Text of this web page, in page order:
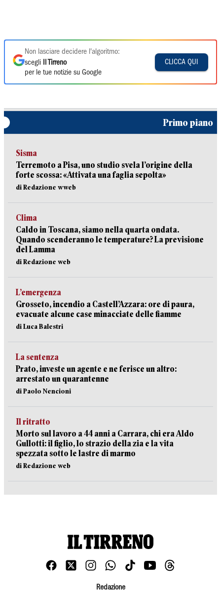
Non lasciare decidere l'algoritmo:
scegli
Il Tirreno
per le tue notizie su Google
CLICCA QUI
Primo piano
Sisma
Terremoto a Pisa, uno studio svela l’origine della
forte scossa: «Attivata una faglia sepolta»
di Redazione wweb
Clima
Caldo in Toscana, siamo nella quarta ondata.
Quando scenderanno le temperature? La previsione
del Lamma
di Redazione web
L’emergenza
Grosseto, incendio a Castell’Azzara: ore di paura,
evacuate alcune case minacciate delle fiamme
di Luca Balestri
La sentenza
Prato, investe un agente e ne ferisce un altro:
arrestato un quarantenne
di Paolo Nencioni
Il ritratto
Morto sul lavoro a 44 anni a Carrara, chi era Aldo
Gullotti: il figlio, lo strazio della zia e la vita
spezzata sotto le lastre di marmo
di Redazione web
Redazione